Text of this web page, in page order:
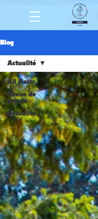
Blog
All Posts
Revue de
presse
Actualité
Actualité